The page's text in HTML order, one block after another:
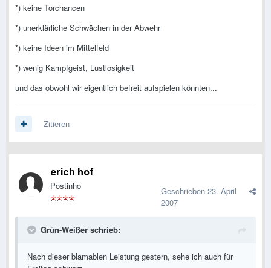
*) keine Torchancen
*) unerklärliche Schwächen in der Abwehr
*) keine Ideen im Mittelfeld
*) wenig Kampfgeist, Lustlosigkeit
und das obwohl wir eigentlich befreit aufspielen könnten...
Zitieren
erich hof
Postinho Geschrieben 23. April
2007
Grün-Weißer schrieb:
Nach dieser blamablen Leistung gestern, sehe ich auch für